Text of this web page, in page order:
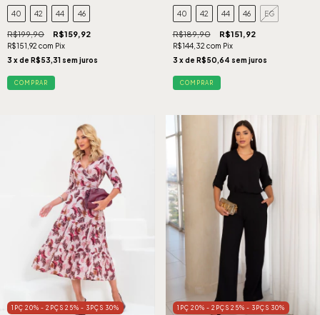
40 42 44 46
R$199,90 R$159,92
R$151,92 com Pix
3 x de R$53,31 sem juros
COMPRAR
40 42 44 46 EG
R$189,90 R$151,92
R$144,32 com Pix
3 x de R$50,64 sem juros
COMPRAR
1PÇ 20% - 2PÇS 25% - 3PÇS 30% 1PÇ 20% - 2PÇS 25% - 3PÇS 30%